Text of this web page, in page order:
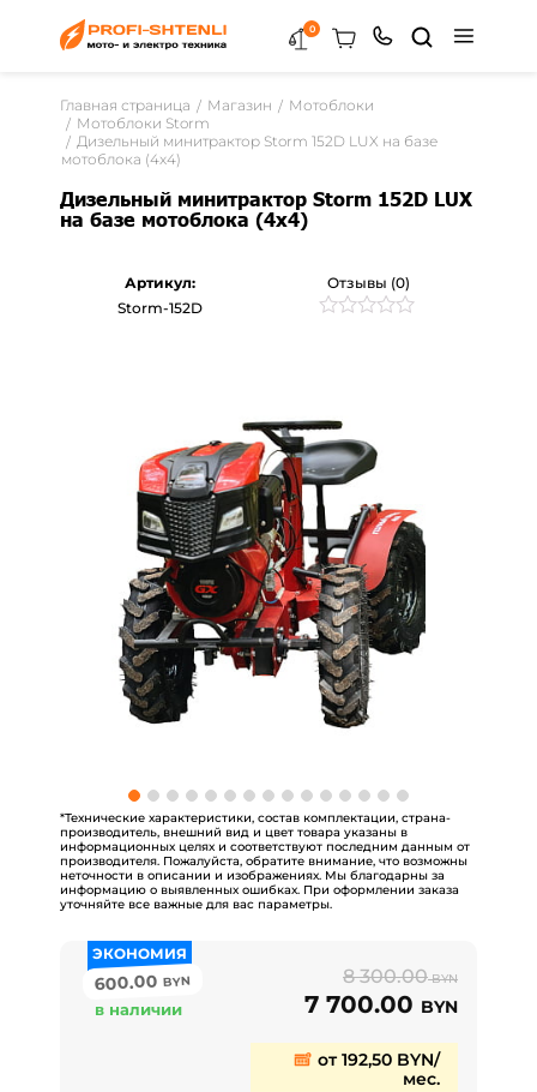
0
Главная страница Магазин
Мотоблоки
Мотоблоки Storm
Дизельный минитрактор Storm 152D LUX на базе
мотоблока (4x4)
Дизельный минитрактор Storm 152D LUX
на базе мотоблока (4x4)
Отзывы (0)
основе
опроса
пользователей
Артикул:
Storm-152D
*Технические характеристики, состав комплектации, страна-
производитель, внешний вид и цвет товара указаны в
информационных целях и соответствуют последним данным от
производителя. Пожалуйста, обратите внимание, что возможны
неточности в описании и изображениях. Мы благодарны за
информацию о выявленных ошибках. При оформлении заказа
уточняйте все важные для вас параметры.
ЭКОНОМИЯ
600.00BYN
в наличии
8 300.00BYN
7 700.00 BYN
от 192,50 BYN/
мес.